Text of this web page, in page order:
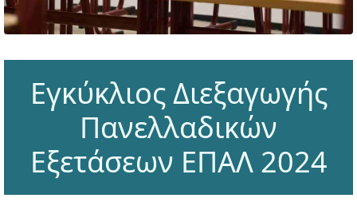
Εγκύκλιος Διεξαγωγής
Πανελλαδικών
Εξετάσεων ΕΠΑΛ 2024